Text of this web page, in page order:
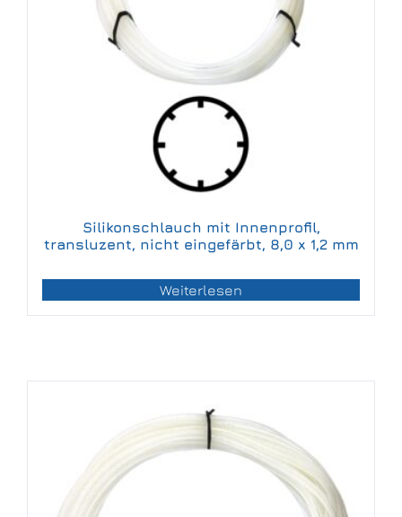
Silikonschlauch mit Innenprofil,
transluzent, nicht eingefärbt, 8,0 x 1,2 mm
Weiterlesen